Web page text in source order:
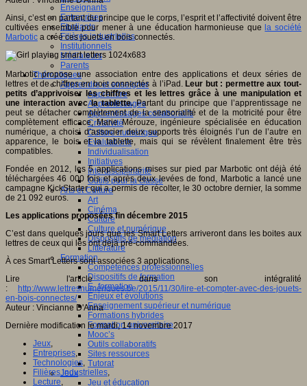
Enseignants
Entreprises
Etudiants
Filières industrielles
Institutionnels
Médiateurs
Parents
Thématiques
Apprendre et enseigner
Apprendre
Apprentissages
Apprentissages collaboratifs
Créativité
Culture numérique
Evaluations
Individualisation
Initiatives
Interdisciplinarité
Outils pour la classe
Arts et Culture
Art
Cinéma
Culture
Culture et numérique
Dispositifs de médiation
Littérature
Formation
Compétences professionnelles
Dispositifs de formation
E- formation
Enjeux et évolutions
Enseignement supérieur et numérique
Formations hybrides
Formation universitaire
Mooc’s
Outils collaboratifs
Sites ressources
Tutorat
Jeux
Jeu et éducation
Ainsi, c’est en partant du principe que le corps, l’esprit et l’affectivité doivent être
cultivées ensemble pour mener à une éducation harmonieuse quela société
Marbotic a créé ces jouets en bois connectés.
Marbotic propose une association entre des applications et deux séries de
lettres et de chiffres en bois connectés à l’iPad.Leur but : permettre aux tout-
petits d’apprivoiser les chiffres et les lettres grâce à une manipulation et
une interaction avec la tablette.Partant du principe que l’apprentissage ne
peut se détacher complètement de la sensorialité et de la motricité pour être
complètement efficace, Marie Mérouze, ingénieure spécialisée en éducation
numérique, a choisi d’associer deux supports très éloignés l’un de l’autre en
apparence, le bois et la tablette, mais qui se révèlent finalement être très
compatibles.
Fondée en 2012, les 5 applications mises sur pied par Marbotic ont déjà été
téléchargées 46 000 fois et après deux levées de fond, Marbotic a lancé une
campagne KickStarter qui a permis de récolter, le 30 octobre dernier, la somme
de 21 092 euros.
Les applications proposées fin décembre 2015
C’est dans quelques jours que les Smart Letters arriveront dans les boites aux
lettres de ceux qui les ont déjà pré-commandées.
À ces Smart Letters sont associées 3 applications.
Lire l'article dans son intégralité
: http://www.lettresnumeriques.be/2015/11/30/lire-et-compter-avec-des-jouets-
en-bois-connectes/
Auteur : Vincianne D'Anna
Dernière modification le mardi, 14 novembre 2017
Jeux,
Entreprises,
Technologies,
Filières industrielles,
Lecture,